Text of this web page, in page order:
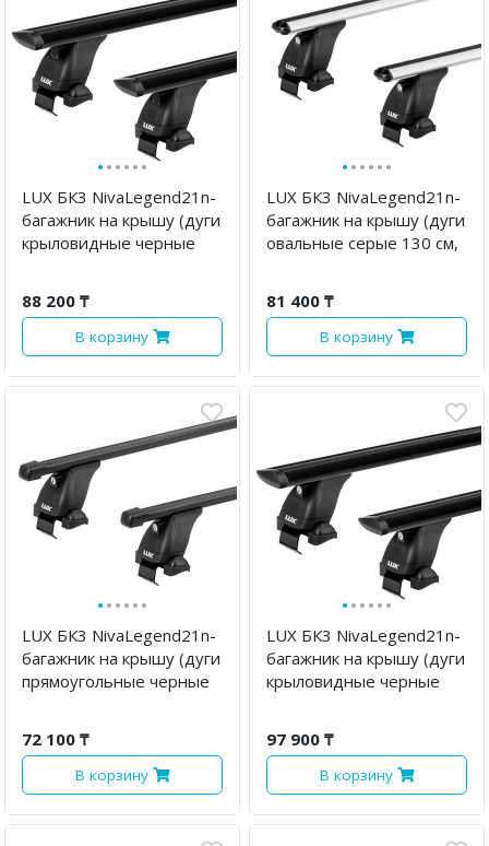
······
LUX БК3 NivaLegend21n-
багажник на крышу (дуги
крыловидные черные
88 200 ₸
В корзину
······
LUX БК3 NivaLegend21n-
багажник на крышу (дуги
овальные серые 130 см,
81 400 ₸
В корзину
······
LUX БК3 NivaLegend21n-
багажник на крышу (дуги
прямоугольные черные
72 100 ₸
В корзину
······
LUX БК3 NivaLegend21n-
багажник на крышу (дуги
крыловидные черные
97 900 ₸
В корзину